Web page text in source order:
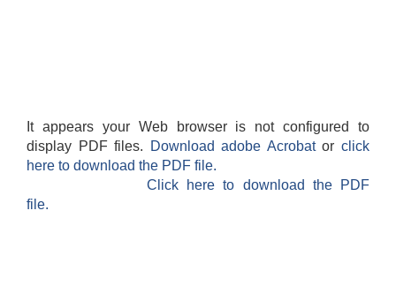
It appears your Web browser is not configured to
display PDF files.
Download adobe Acrobatorclick
here to download the PDF file.
Click here to download the PDF
file.